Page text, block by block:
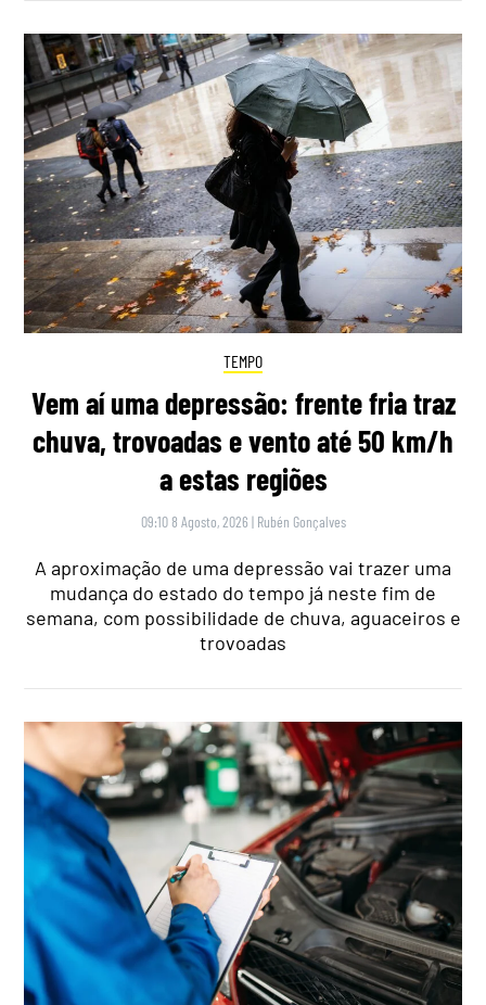
TEMPO
Vem aí uma depressão: frente fria traz
chuva, trovoadas e vento até 50 km/h
a estas regiões
09:10 8 Agosto, 2026 | Rubén Gonçalves
A aproximação de uma depressão vai trazer uma
mudança do estado do tempo já neste fim de
semana, com possibilidade de chuva, aguaceiros e
trovoadas